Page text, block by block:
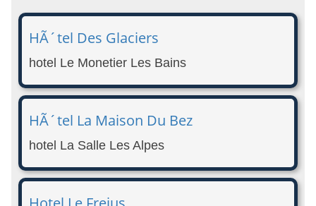
HÃ´tel Des Glaciers
hotel Le Monetier Les Bains
HÃ´tel La Maison Du Bez
hotel La Salle Les Alpes